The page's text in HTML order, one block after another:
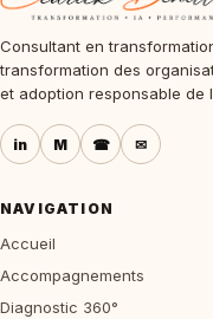
Consultant en
transformation des
et adoption responsable de
in M ☎ ✉
NAVIGATION
Accueil
Accompagnements
Diagnostic 360°